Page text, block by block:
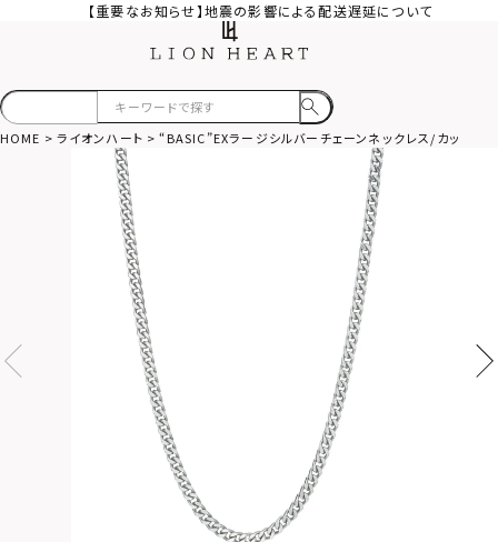
【重要なお知らせ】地震の影響による配送遅延について
HOME ライオンハート “BASIC”EXラージシルバーチェーンネックレス/カット喜